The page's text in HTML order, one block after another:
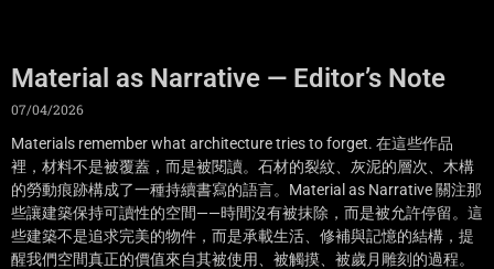
Material as Narrative — Editor’s Note
07/04/2026
Materials remember what architecture tries to forget. 在這些作品
裡，材料不是被覆蓋，而是被閱讀。石材的裂紋、灰泥的層次、木構
的勞動痕跡構成了一種持續書寫的語言。Material as Narrative 關注那
些讓建築保持可讀性的空間——時間沒有被抹除，而是被允許停留。這
些建築不是追求完美的物件，而是承載生活、修補與記憶的結構，提
醒我們空間真正的價值來自其被使用、被觸摸、被歲月雕刻的過程。